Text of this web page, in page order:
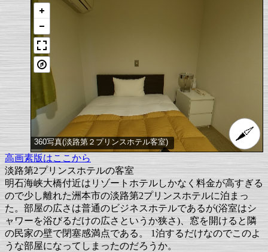
360写真(淡路第２プリンスホテル客室)
高画素版はここから
淡路第2プリンスホテルの客室
明石海峡大橋付近はリゾートホテルしかなく料金が高すぎる
ので少し離れた洲本市の淡路第2プリンスホテルに泊まっ
た。部屋の広さは普通のビジネスホテルであるが(浴室はシ
ャワーを浴びるだけの広さというか狭さ)、窓を開けると隣
の民家の壁で閉塞感満点である。 1泊するだけなのでこのよ
うな部屋になってしまったのだろうか。